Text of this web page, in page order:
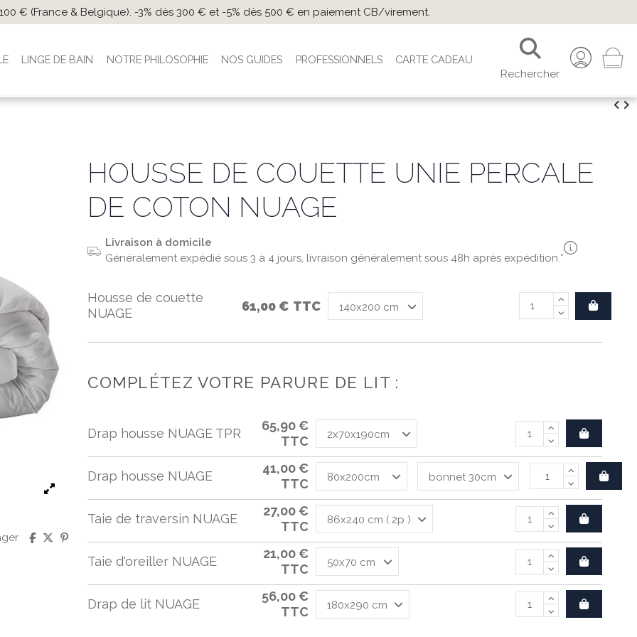
€ (France & Belgique). -3% dès 300 € et -5% dès 500 € en paiement CB/virement.
LINGE DE BAIN NOTRE PHILOSOPHIE NOS GUIDES PROFESSIONNELS CARTE CADEAU
Rechercher
HOUSSE DE COUETTE UNIE PERCALE
DE COTON NUAGE
Livraison à domicile
Généralement expédié sous 3 à 4 jours, livraison généralement sous 48h après expédition.*
Housse de couette
NUAGE
61,00 € TTC
COMPLÉTEZ VOTRE PARURE DE LIT :
Drap housse NUAGE TPR
65,90 €
TTC
Drap housse NUAGE
41,00 €
TTC
Taie de traversin NUAGE
27,00 €
TTC
Taie d'oreiller NUAGE
21,00 €
TTC
Drap de lit NUAGE
56,00 €
TTC